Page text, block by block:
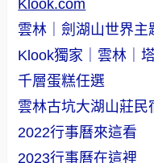
Klook.com
雲林｜劍湖山世界
Klook獨家｜雲林｜
千層蛋糕任選
雲林古坑大湖山莊民
2022行事曆來這看
2023行事曆在這裡